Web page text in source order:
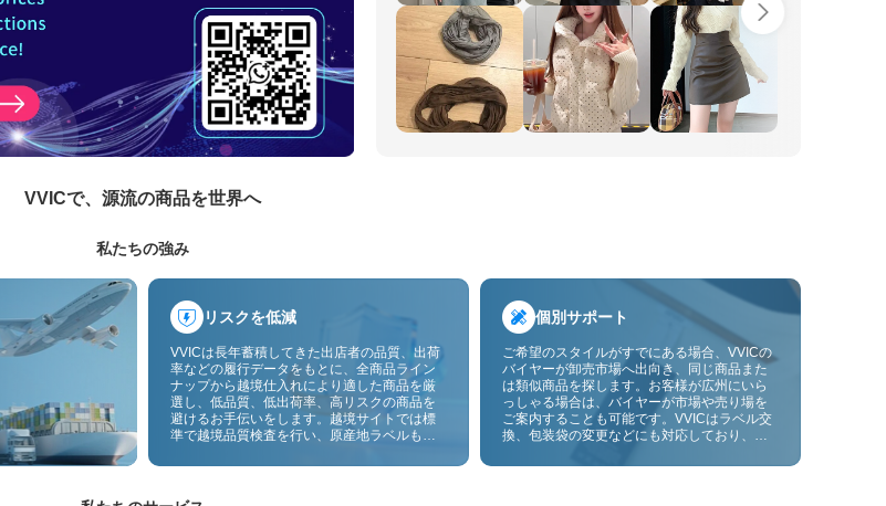
VVICで、源流の商品を世界へ
私たちの強み
リスクを低減
VVICは長年蓄積してきた出店者の品質、出荷
率などの履行データをもとに、全商品ライン
ナップから越境仕入れにより適した商品を厳
選し、低品質、低出荷率、高リスクの商品を
避けるお手伝いをします。越境サイトでは標
準で越境品質検査を行い、原産地ラベルも貼
スのリスクをさらに抑えます。
個別サポート
ご希望のスタイルがすでにある場合、VVICの
バイヤーが卸売市場へ出向き、同じ商品また
は類似商品を探します。お客様が広州にいら
っしゃる場合は、バイヤーが市場や売り場を
ご案内することも可能です。VVICはラベル交
換、包装袋の変更などにも対応しており、今
にも対応予定です。仕入れをお客様のビジネ